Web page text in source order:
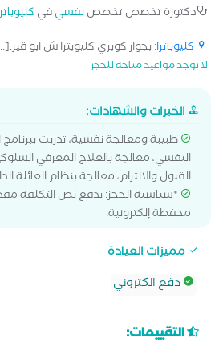
دكتورة تخصص تخصصنفسيفي
كليوباترا: بجوار كوبري كليوبترا ش ابو
لا توجد مواعيد متاحة للحجز
الخبرات والشهادات:
طبيبة ومعالجة نفسية، تدربت
النفسي، معالجة بالعلاج المعرفي
القبول والالتزام، معالجة بنظام العائلة
*سياسية الحجز: بدفع نص التكلفة
محفظة إلكترونية.
مميزات العيادة
دفع الكتروني
التقييمات: